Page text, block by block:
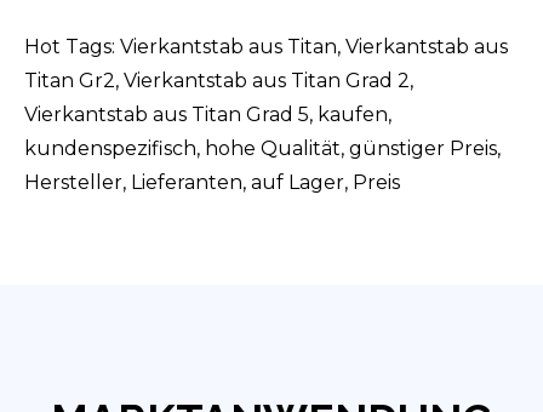
Hot Tags: Vierkantstab aus Titan, Vierkantstab aus
Titan Gr2, Vierkantstab aus Titan Grad 2,
Vierkantstab aus Titan Grad 5, kaufen,
kundenspezifisch, hohe Qualität, günstiger Preis,
Hersteller, Lieferanten, auf Lager, Preis